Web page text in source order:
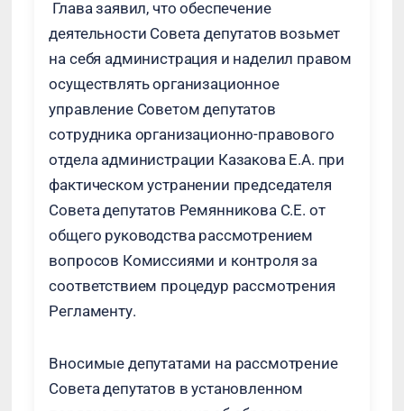
Глава заявил, что обеспечение
деятельности Совета депутатов возьмет
на себя администрация и наделил правом
осуществлять организационное
управление Советом депутатов
сотрудника организационно-правового
отдела администрации Казакова Е.А. при
фактическом устранении председателя
Совета депутатов Ремянникова С.Е. от
общего руководства рассмотрением
вопросов Комиссиями и контроля за
соответствием процедур рассмотрения
Регламенту.
Вносимые депутатами на рассмотрение
Совета депутатов в установленном